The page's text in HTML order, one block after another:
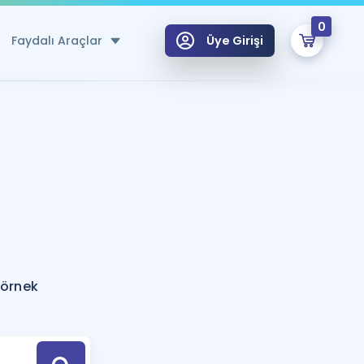
Faydalı Araçlar
Hesaplama Aracı
için Öneriler
Tek Takvimde
Üye Girişi
0